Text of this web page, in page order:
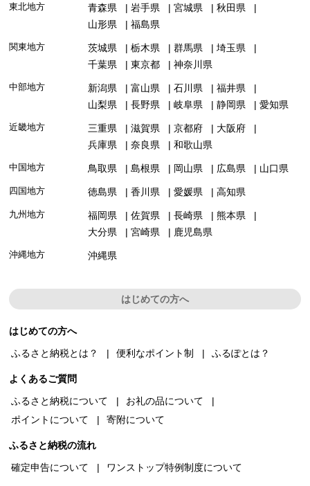
東北地方 青森県 岩手県 宮城県
秋田県
山形県
福島県
関東地方 茨城県 栃木県 群馬県
埼玉県
千葉県
東京都 神奈川県
中部地方 新潟県 富山県 石川県
福井県
山梨県
長野県 岐阜県 静岡県 愛知県
近畿地方 三重県 滋賀県 京都府
大阪府
兵庫県
奈良県 和歌山県
中国地方 鳥取県 島根県 岡山県 広島県 山口県
四国地方 徳島県 香川県 愛媛県 高知県
九州地方 福岡県 佐賀県 長崎県
熊本県
大分県
宮崎県 鹿児島県
沖縄地方 沖縄県
はじめての方へ
はじめての方へ
ふるさと納税とは？
便利なポイント制 ふるぽとは？
よくあるご質問
ふるさと納税について
お礼の品について
ポイントについて
寄附について
ふるさと納税の流れ
確定申告について
ワンストップ特例制度について